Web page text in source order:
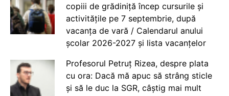
copiii de grădiniță încep cursurile și
activitățile pe 7 septembrie, după
vacanța de vară / Calendarul anului
școlar 2026-2027 și lista vacanțelor
Profesorul Petruț Rizea, despre plata
cu ora: Dacă mă apuc să strâng sticle
și să le duc la SGR, câștig mai mult